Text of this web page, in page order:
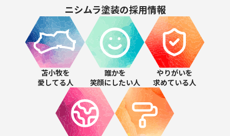
ニシムラ塗装の採用情報
苫小牧を
愛してる人
誰かを
笑顔にしたい人
やりがいを
求めている人